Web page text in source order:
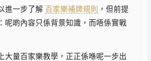
進一步了解 百家樂補牌規則
，但前提
呢啲內容只係背景知識，而唔係實戰
大量百家樂教學，正正係喺呢一步出